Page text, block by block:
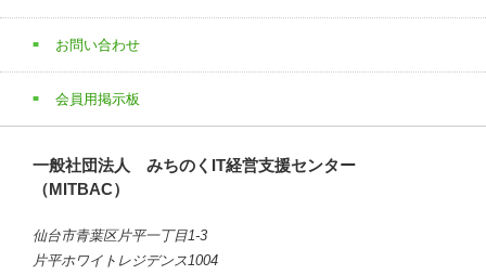
お問い合わせ
会員用掲示板
一般社団法人 みちのくIT経営支援センター
（MITBAC）
仙台市青葉区片平一丁目1-3
片平ホワイトレジデンス1004